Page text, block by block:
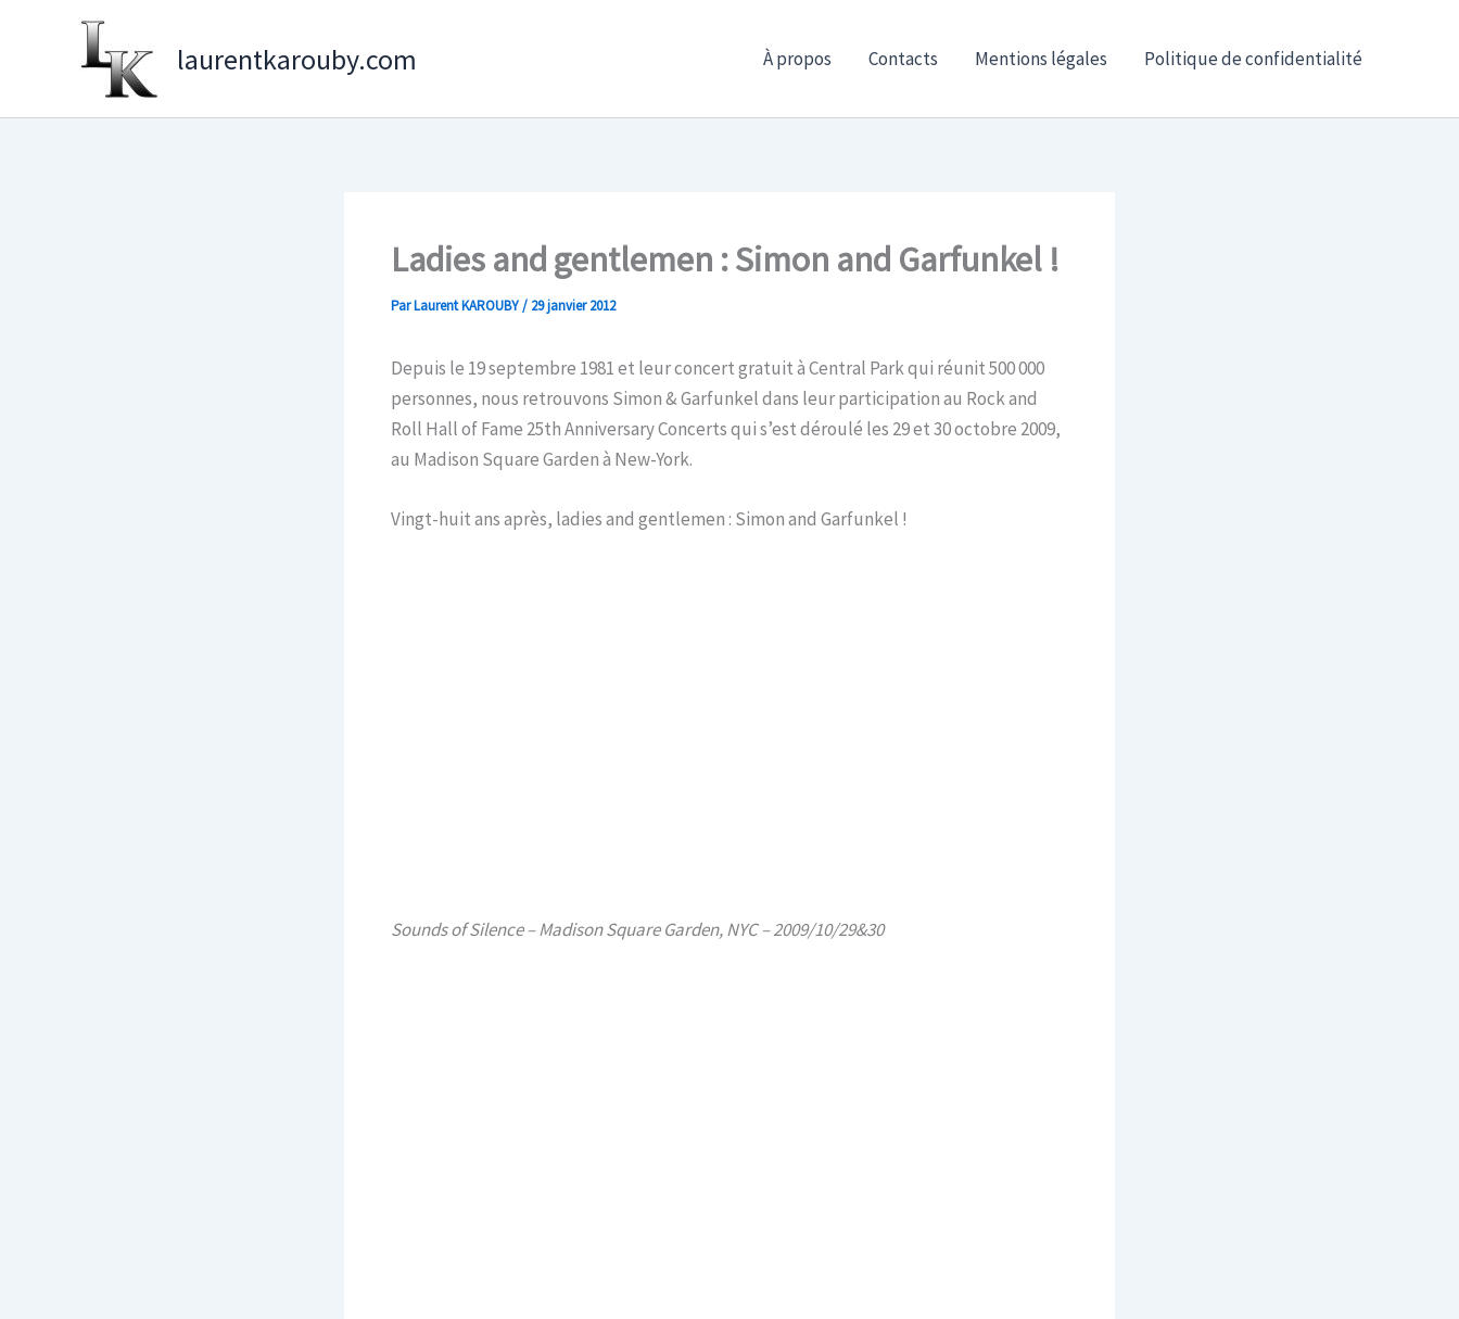
laurentkarouby.com À propos Contacts Mentions légales Politique de confidentialité
Ladies and gentlemen : Simon and Garfunkel !
ParLaurent KAROUBY/ 29 janvier 2012
Depuis le 19 septembre 1981 et leur concert gratuit à Central Park qui réunit 500 000
personnes, nous retrouvons Simon & Garfunkel dans leur participation au Rock and
Roll Hall of Fame 25th Anniversary Concerts qui s’est déroulé les 29 et 30 octobre 2009,
au Madison Square Garden à New-York.
Vingt-huit ans après, ladies and gentlemen : Simon and Garfunkel !
Sounds of Silence – Madison Square Garden, NYC – 2009/10/29&30